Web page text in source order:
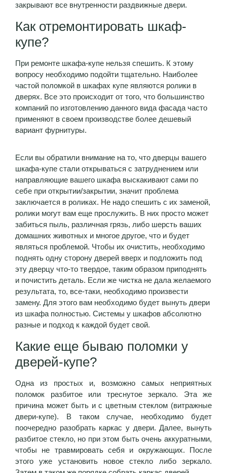
закрывают все внутренности раздвижные двери.
Как отремонтировать шкаф-
купе?
При ремонте шкафа-купе нельзя спешить. К этому
вопросу необходимо подойти тщательно. Наиболее
частой поломкой в шкафах купе являются ролики в
дверях. Все это происходит от того, что большинство
компаний по изготовлению данного вида фасада часто
применяют в своем производстве более дешевый
вариант фурнитуры.
Если вы обратили внимание на то, что дверцы вашего
шкафа-купе стали открываться с затруднением или
направляющие вашего шкафа выскакивают сами по
себе при открытии/закрытии, значит проблема
заключается в роликах. Не надо спешить с их заменой,
ролики могут вам еще прослужить. В них просто может
забиться пыль, различная грязь, либо шерсть ваших
домашних животных и многое другое, что и будет
являться проблемой. Чтобы их очистить, необходимо
поднять одну сторону дверей вверх и подложить под
эту дверцу что-то твердое, таким образом приподнять
и почистить деталь. Если же чистка не дала желаемого
результата, то, все-таки, необходимо произвести
замену. Для этого вам необходимо будет вынуть двери
из шкафа полностью. Системы у шкафов абсолютно
разные и подход к каждой будет свой.
Какие еще бываю поломки у
дверей-купе?
Одна из простых и, возможно самых неприятных
поломок разбитое или треснутое зеркало. Эта же
причина может быть и с цветным стеклом (витражные
двери-купе). В таком случае, необходимо будет
поочередно разобрать каркас у двери. Далее, вынуть
разбитое стекло, но при этом быть очень аккуратными,
чтобы не травмировать себя и окружающих. После
этого уже установить новое стекло либо зеркало.